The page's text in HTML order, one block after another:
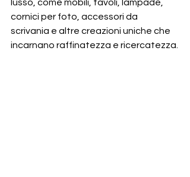
lusso, come mobili, tavoli, lampade,
cornici per foto, accessori da
scrivania e altre creazioni uniche che
incarnano raffinatezza e ricercatezza.